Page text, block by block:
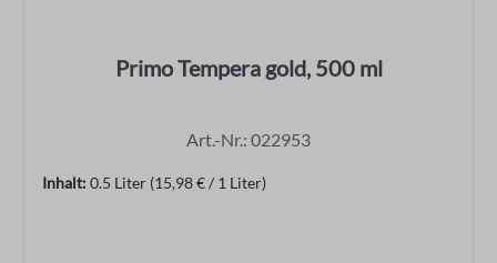
Primo Tempera gold, 500 ml
Art.-Nr.: 022953
Inhalt: 0.5 Liter (15,98 € / 1 Liter)